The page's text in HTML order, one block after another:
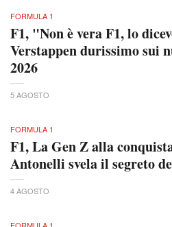
FORMULA 1
F1, "Non è vera F1, lo
Verstappen durissimo sui
2026
5 AGOSTO
FORMULA 1
F1, La Gen Z alla
Antonelli svela il segreto
4 AGOSTO